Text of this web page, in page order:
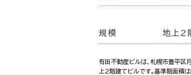
規模 地上2
有田不動産ビルは、札幌市豊平
上2階建てビルです。基準階面積